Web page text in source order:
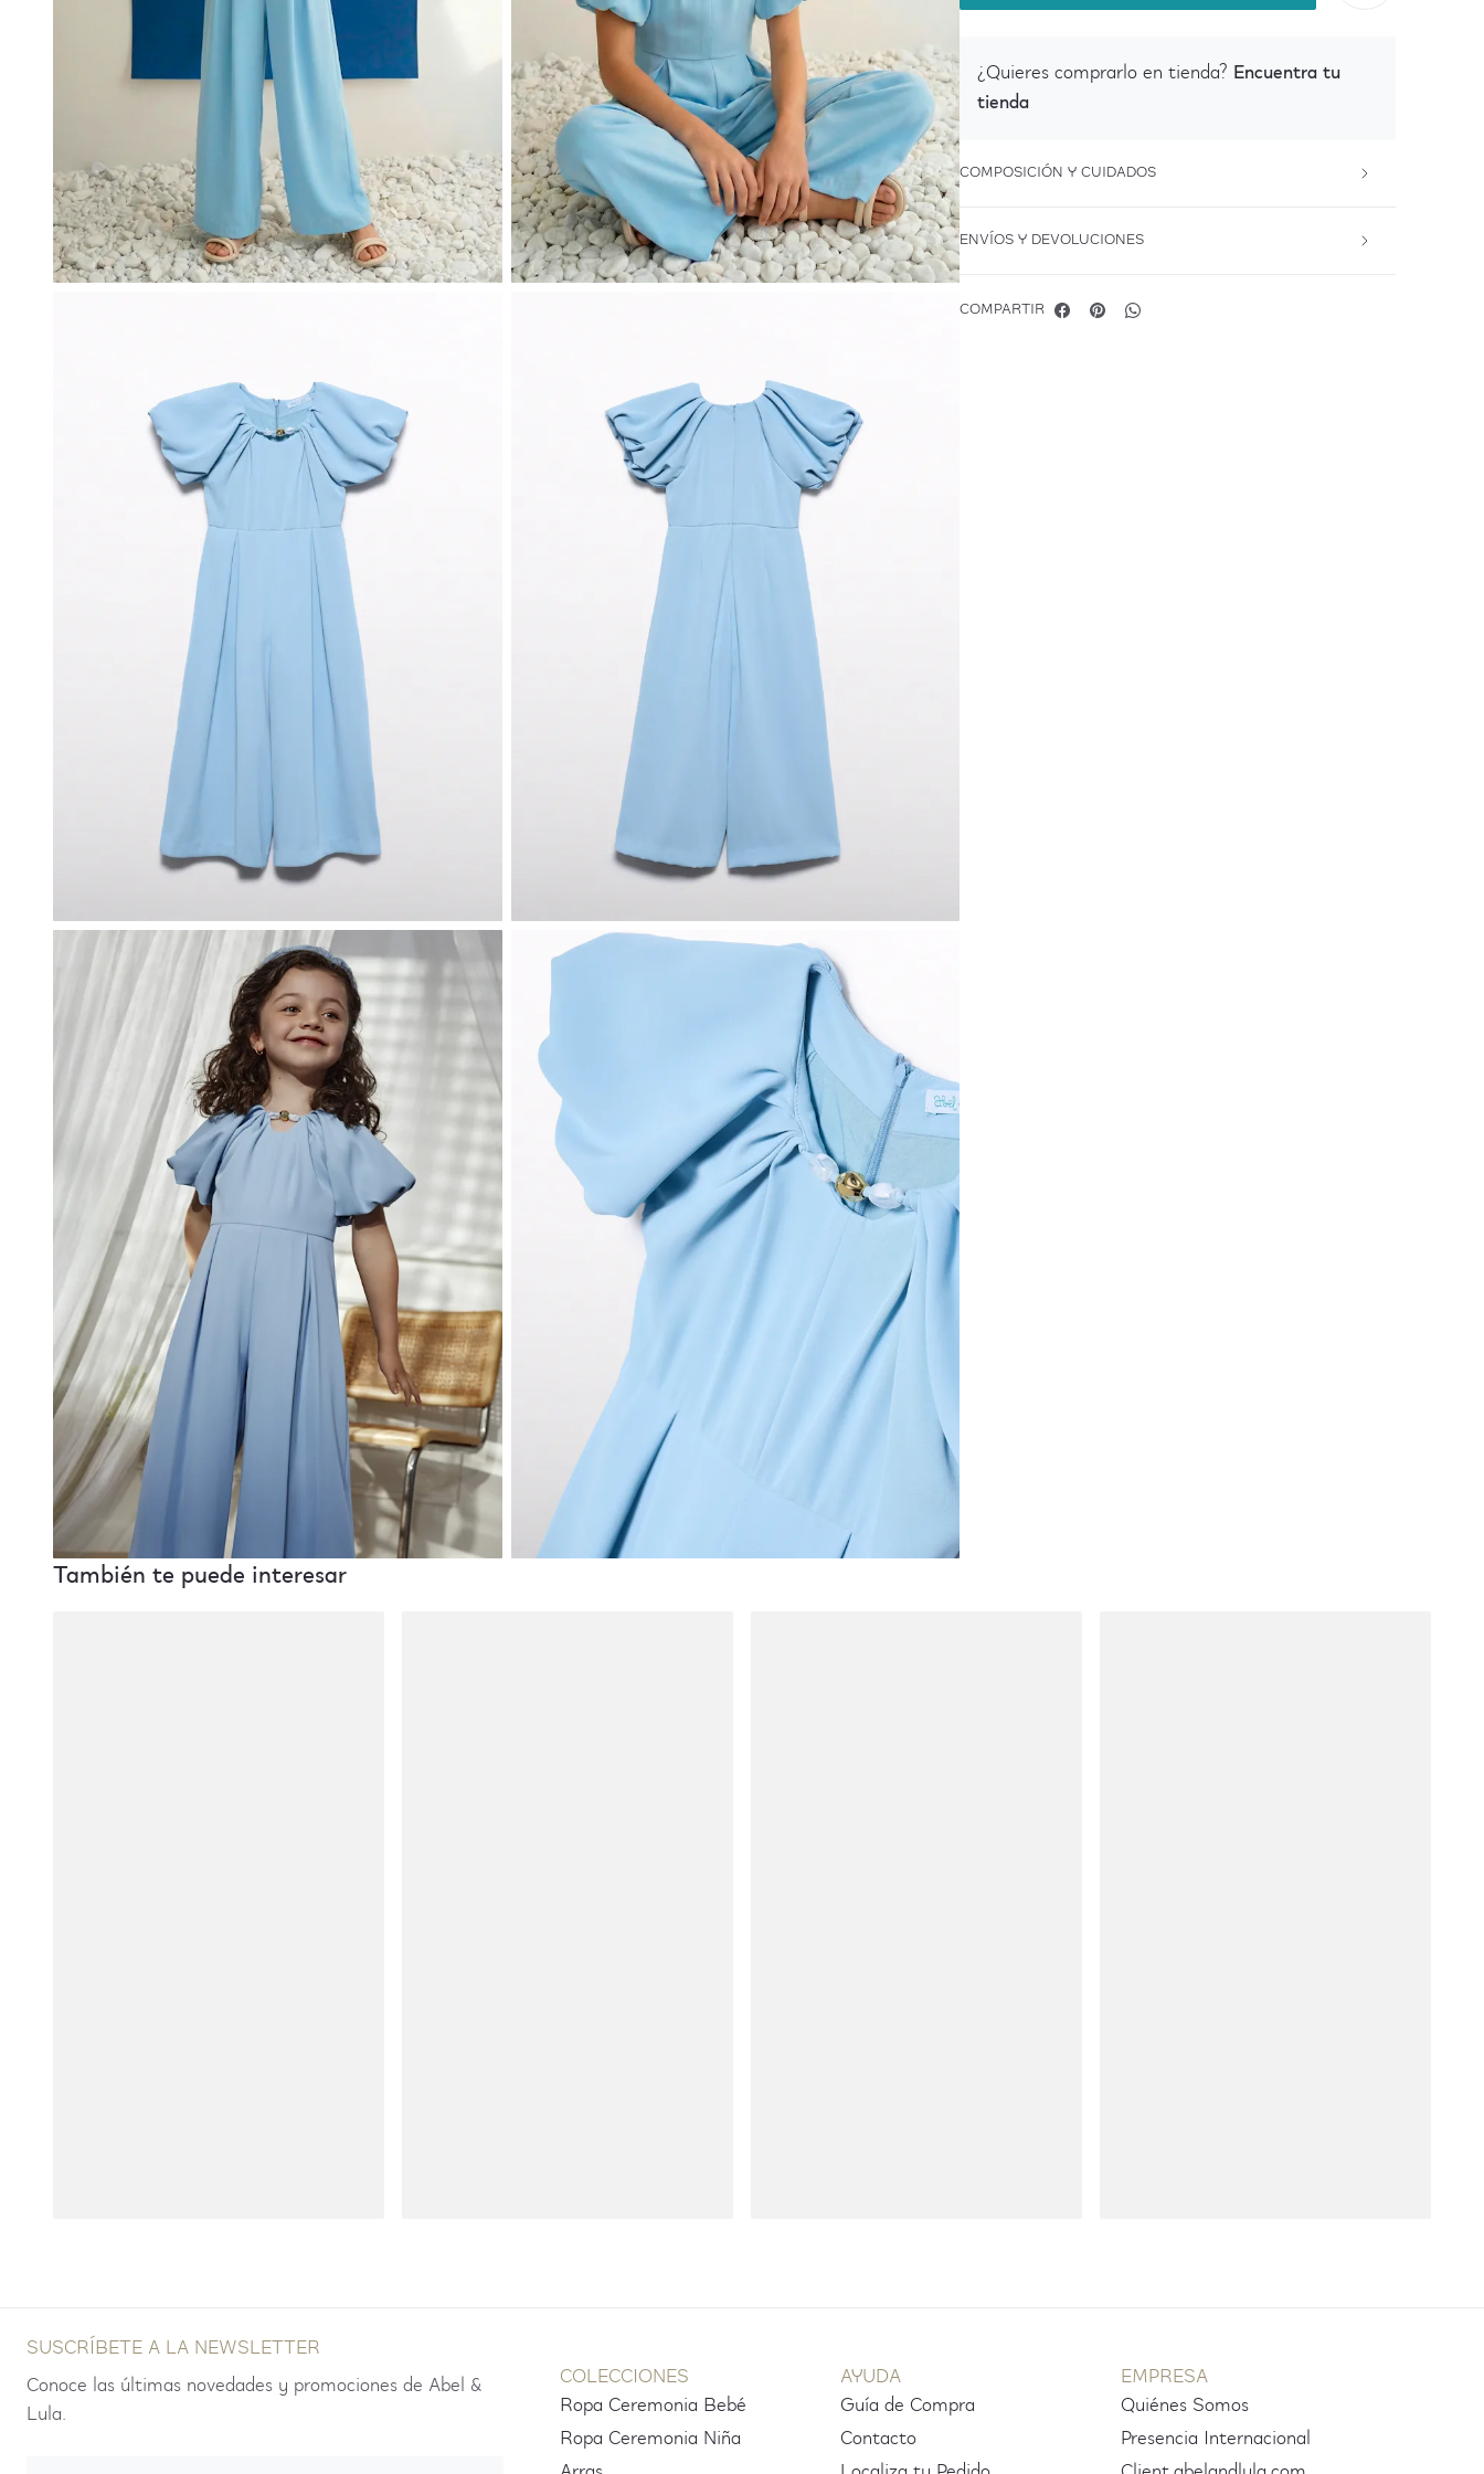
¿Quieres comprarlo en tienda? Encuentra tu
tienda
COMPOSICIÓN Y CUIDADOS
ENVÍOS Y DEVOLUCIONES
COMPARTIR
También te puede interesar
SUSCRÍBETE A LA NEWSLETTER
Conoce las últimas novedades y promociones de Abel &
Lula.
COLECCIONES
Ropa Ceremonia Bebé
Ropa Ceremonia Niña
AYUDA
Guía de Compra
Contacto
EMPRESA
Quiénes Somos
Presencia Internacional